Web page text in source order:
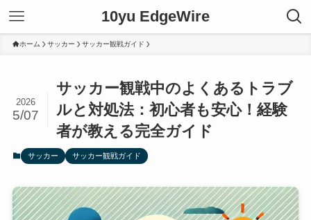
10yu EdgeWire
ホーム サッカー サッカー観戦ガイド
サッカー観戦中のよくあるトラブ
ルと対処法：初心者も安心！経験
者が教える完全ガイド
2026
5/07
サッカー サッカー観戦ガイド